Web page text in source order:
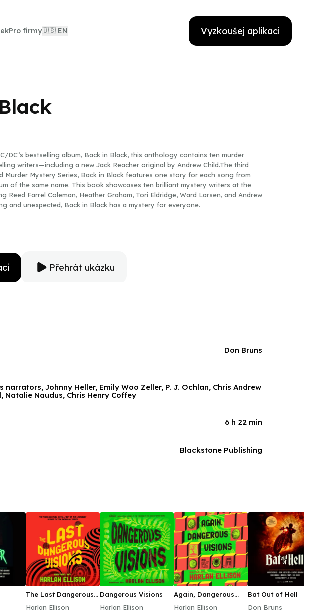
Pro firmy🇺🇸 EN Vyzkoušej aplikaci
DC’s bestselling album, Back in Black, this anthology contains ten murder
writers—including a new Jack Reacher original by Andrew Child.The third
Murder Mystery Series, Back in Black features one story for each song from
of the same name. This book showcases ten brilliant mystery writers at the
Reed Farrel Coleman, Heather Graham, Tori Eldridge, Ward Larsen, and Andrew
and unexpected, Back in Black has a mystery for everyone.
Přehrát ukázku
Don Bruns
Johnny Heller, Emily Woo Zeller, P. J. Ochlan, Chris Andrew
Natalie Naudus, Chris Henry Coffey
6 h 22 min
Blackstone Publishing
The Last Dangerous
Harlan Ellison
Dangerous Visions
Harlan Ellison
Again, Dangerous
Harlan Ellison
Bat Out of Hell
Don Bruns